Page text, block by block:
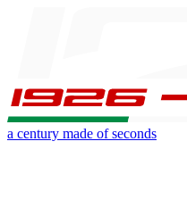
a century made of seconds